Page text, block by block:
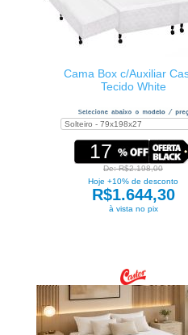
Cama Box c/Auxiliar
Tecido White
17
De: R$2.198,00
Hoje +10% de desconto
R$1.644,30
à vista no pix